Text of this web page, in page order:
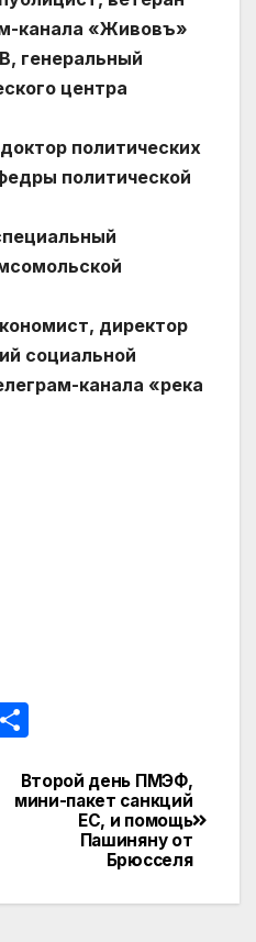
канала «Живовъ»
генеральный
центра
политических
политической
директор
социальной
канала «река
п
в
Второй день ПМЭФ,
мини-пакет санкций
ЕС, и помощь
Пашиняну от
Брюсселя